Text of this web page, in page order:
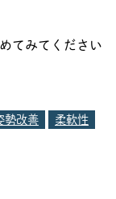
てみてください
勢改善
柔軟性